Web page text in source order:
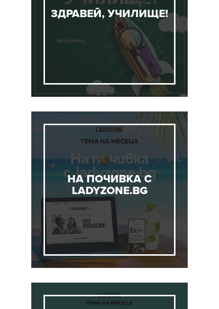
ЗДРАВЕЙ, УЧИЛИЩЕ!
НА ПОЧИВКА С
LADYZONE.BG